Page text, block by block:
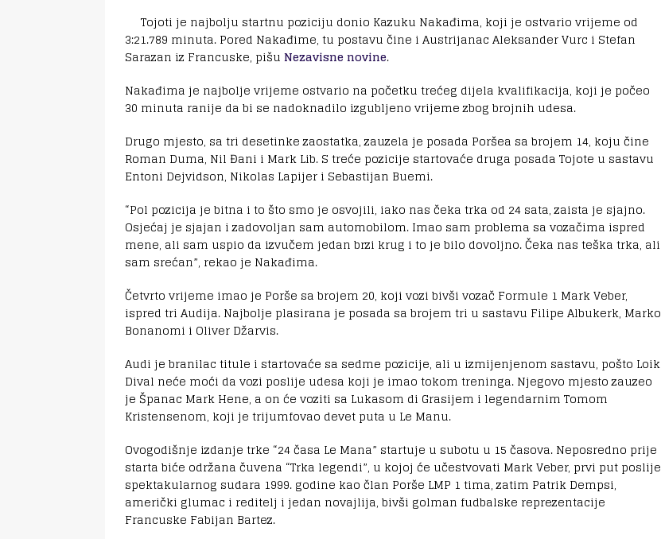
Tojoti je najbolju startnu poziciju donio Kazuku Nakađima, koji je ostvario vrijeme od
3:21.789 minuta. Pored Nakađime, tu postavu čine i Austrijanac Aleksander Vurc i Stefan
Sarazan iz Francuske, pišu Nezavisne novine.
Nakađima je najbolje vrijeme ostvario na početku trećeg dijela kvalifikacija, koji je počeo
30 minuta ranije da bi se nadoknadilo izgubljeno vrijeme zbog brojnih udesa.
Drugo mjesto, sa tri desetinke zaostatka, zauzela je posada Poršea sa brojem 14, koju čine
Roman Duma, Nil Đani i Mark Lib. S treće pozicije startovaće druga posada Tojote u sastavu
Entoni Dejvidson, Nikolas Lapijer i Sebastijan Buemi.
“Pol pozicija je bitna i to što smo je osvojili, iako nas čeka trka od 24 sata, zaista je sjajno.
Osjećaj je sjajan i zadovoljan sam automobilom. Imao sam problema sa vozačima ispred
mene, ali sam uspio da izvučem jedan brzi krug i to je bilo dovoljno. Čeka nas teška trka, ali
sam srećan”, rekao je Nakađima.
Četvrto vrijeme imao je Porše sa brojem 20, koji vozi bivši vozač Formule 1 Mark Veber,
ispred tri Audija. Najbolje plasirana je posada sa brojem tri u sastavu Filipe Albukerk, Marko
Bonanomi i Oliver Džarvis.
Audi je branilac titule i startovaće sa sedme pozicije, ali u izmijenjenom sastavu, pošto Loik
Dival neće moći da vozi poslije udesa koji je imao tokom treninga. Njegovo mjesto zauzeo
je Španac Mark Hene, a on će voziti sa Lukasom di Grasijem i legendarnim Tomom
Kristensenom, koji je trijumfovao devet puta u Le Manu.
Ovogodišnje izdanje trke “24 časa Le Mana” startuje u subotu u 15 časova. Neposredno prije
starta biće održana čuvena “Trka legendi”, u kojoj će učestvovati Mark Veber, prvi put poslije
spektakularnog sudara 1999. godine kao član Porše LMP 1 tima, zatim Patrik Dempsi,
američki glumac i reditelj i jedan novajlija, bivši golman fudbalske reprezentacije
Francuske Fabijan Bartez.